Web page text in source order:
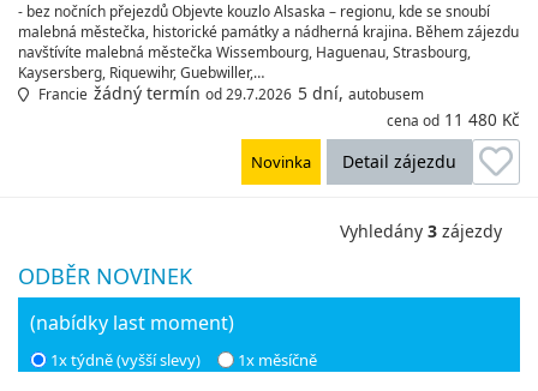
- bez nočních přejezdů Objevte kouzlo Alsaska – regionu, kde se snoubí
malebná městečka, historické památky a nádherná krajina. Během zájezdu
navštívíte malebná městečka Wissembourg, Haguenau, Strasbourg,
Kaysersberg, Riquewihr, Guebwiller,…
Francie žádný termín od 29.7.2026 5 dní, autobusem
cena od 11 480 Kč
Detail zájezdu
Novinka
Vyhledány 3 zájezdy
ODBĚR NOVINEK
(nabídky last moment)
1x týdně (vyšší slevy) 1x měsíčně